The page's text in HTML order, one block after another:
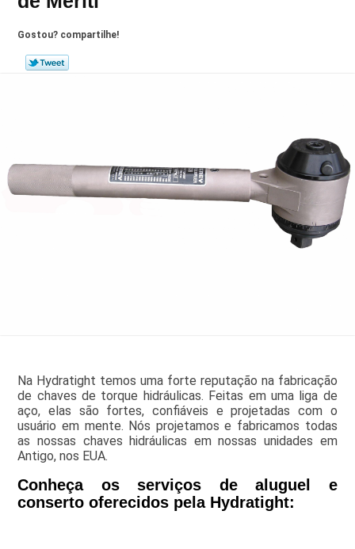
Gostou? compartilhe!
Na Hydratight temos uma forte reputação na fabricação
de chaves de torque hidráulicas. Feitas em uma liga de
aço, elas são fortes, confiáveis e projetadas com o
usuário em mente. Nós projetamos e fabricamos todas
as nossas chaves hidráulicas em nossas unidades em
Antigo, nos EUA.
Conheça os serviços de aluguel e
conserto oferecidos pela Hydratight: